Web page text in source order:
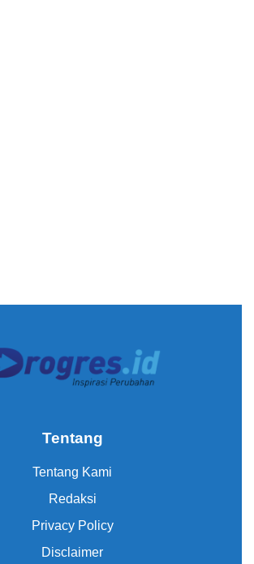
Tentang
Tentang Kami
Redaksi
Privacy Policy
Disclaimer